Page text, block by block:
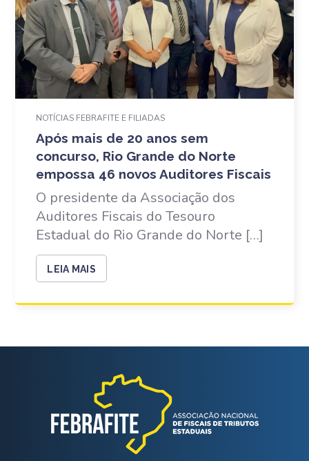
NOTÍCIAS FEBRAFITE E FILIADAS
Após mais de 20 anos sem
concurso, Rio Grande do Norte
empossa 46 novos Auditores Fiscais
O presidente da Associação dos
Auditores Fiscais do Tesouro
Estadual do Rio Grande do Norte […]
LEIA MAIS